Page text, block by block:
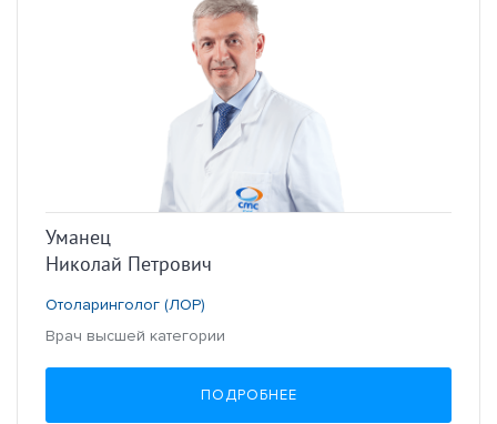
Уманец
Николай Петрович
Отоларинголог (ЛОР)
Врач высшей категории
ПОДРОБНЕЕ